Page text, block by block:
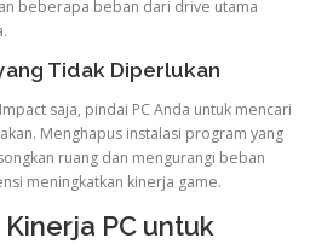
beberapa beban dari drive utama
Tidak Diperlukan
saja, pindai PC Anda untuk mencari
Menghapus instalasi program yang
ruang dan mengurangi beban
meningkatkan kinerja game.
PC untuk